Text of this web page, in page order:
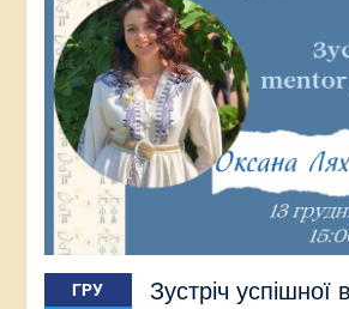
ГРУ
Зустріч успішної